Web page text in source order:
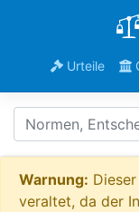
Urteile
Warnung:
veraltet, da der